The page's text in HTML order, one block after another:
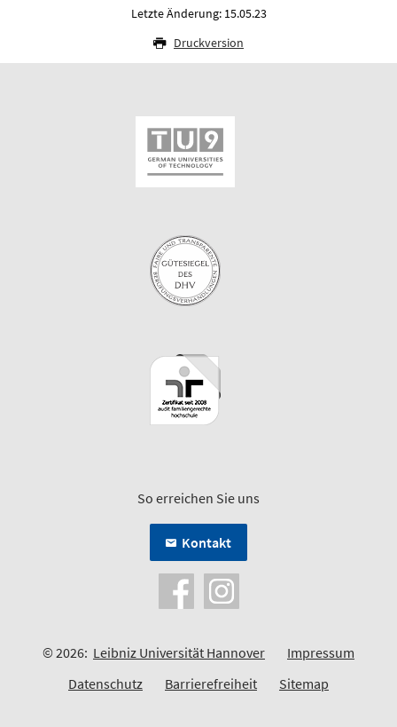
Letzte Änderung: 15.05.23
Druckversion
So erreichen Sie uns
Kontakt
© 2026: Leibniz Universität Hannover
Impressum
Datenschutz
Barrierefreiheit Sitemap